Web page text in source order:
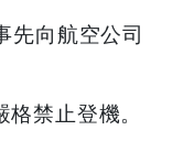
先向航空公司
格禁止登機。